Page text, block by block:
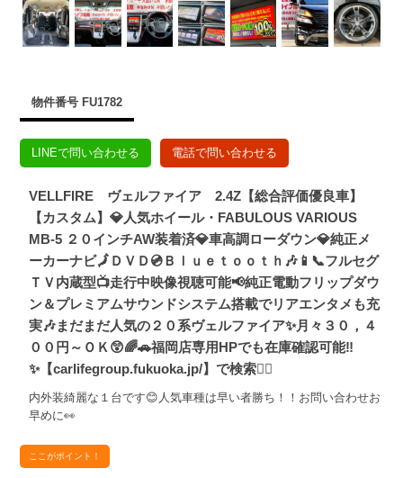
物件番号 FU1782
LINEで問い合わせる 電話で問い合わせる
VELLFIRE ヴェルファイア 2.4Z【総合評価優良車】
【カスタム】💎人気ホイール・FABULOUS VARIOUS
MB-5 ２０インチAW装着済💎車高調ローダウン💎純正メ
ーカーナビ🗾ＤＶＤ💿Ｂｌｕｅｔｏｏｔｈ🎶📱📞フルセグ
ＴＶ内蔵型📺走行中映像視聴可能📢純正電動フリップダウ
ン＆プレミアムサウンドシステム搭載でリアエンタメも充
実🎶まだまだ人気の２０系ヴェルファイア✨月々３０，４
００円～ＯＫ😲🌈🚗福岡店専用HPでも在庫確認可能‼
✨【carlifegroup.fukuoka.jp/】で検索🕵️‍♂️
内外装綺麗な１台です😊人気車種は早い者勝ち！！お問い合わせお
早めに👀
ここがポイント！